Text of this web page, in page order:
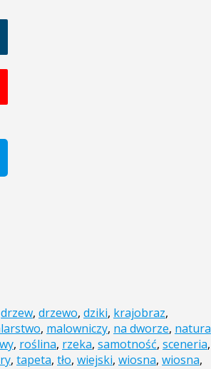
drzew, drzewo, dziki, krajobraz,
, malowniczy, na dworze, natura
, roślina, rzeka, samotność, sceneria,
, tapeta, tło, wiejski, wiosna, wiosna,